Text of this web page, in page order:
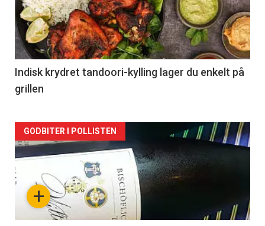
nå
-
2
Indisk krydret tandoori-kylling lager du enkelt på
grillen
Forsiden
akkurat
nå+
GODBITER I POLLISTEN